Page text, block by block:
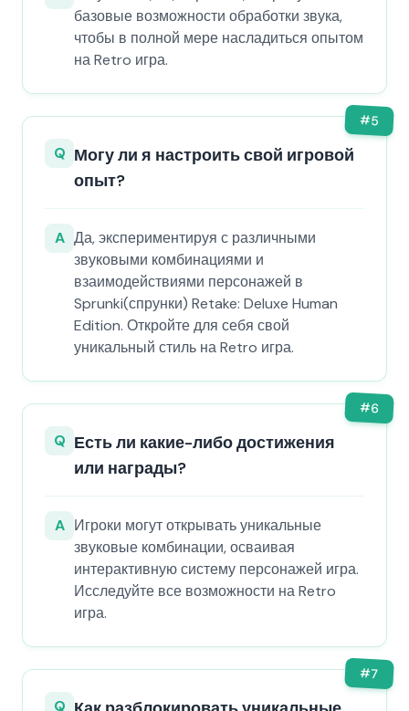
базовые возможности обработки звука,
чтобы в полной мере насладиться опытом
на Retro игра.
#5
Q Могу ли я настроить свой игровой
опыт?
A Да, экспериментируя с различными
звуковыми комбинациями и
взаимодействиями персонажей в
Sprunki(спрунки) Retake: Deluxe Human
Edition. Откройте для себя свой
уникальный стиль на Retro игра.
#6
Q Есть ли какие-либо достижения
или награды?
A Игроки могут открывать уникальные
звуковые комбинации, осваивая
интерактивную систему персонажей игра.
Исследуйте все возможности на Retro
игра.
#7
Q